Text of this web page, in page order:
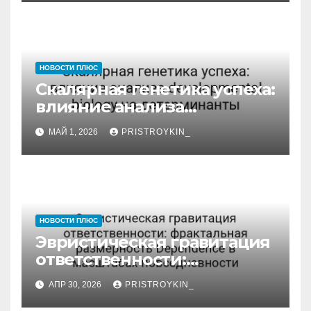
НОВОСТИ ПЛЮС
Скалярная генетика успеха:
влияние анализа
developmental biology на
детерминанты
МАЙ 1, 2026 PRISTROYKIN_
НОВОСТИ ПЛЮС
Эвристическая гравитация
ответственности:
фрактальная размерность
Dependence в масштабах
АПР 30, 2026 PRISTROYKIN_